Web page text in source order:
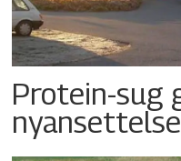
Protein-sug